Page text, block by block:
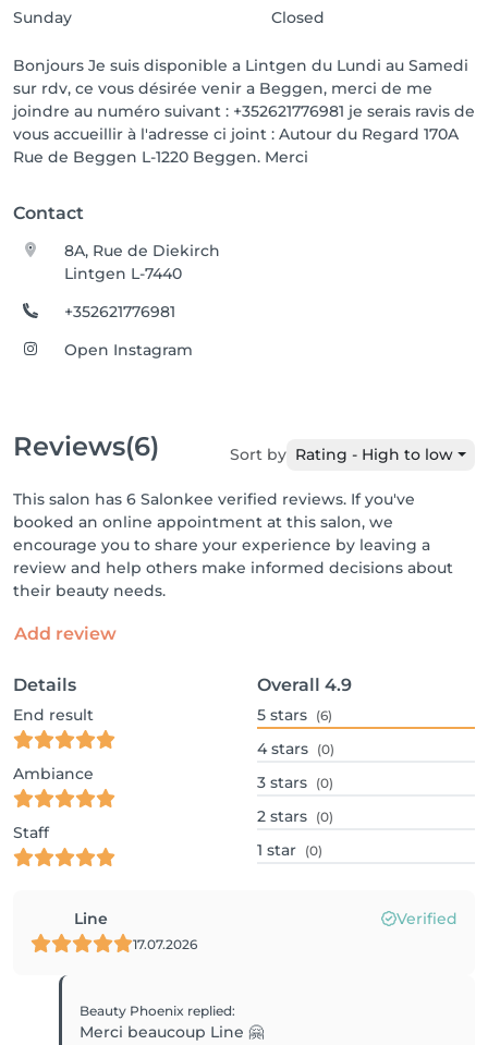
Sunday
Closed
Bonjours Je suis disponible a Lintgen du Lundi au Samedi
sur rdv, ce vous désirée venir a Beggen, merci de me
joindre au numéro suivant : +352621776981 je serais ravis de
vous accueillir à l'adresse ci joint : Autour du Regard 170A
Rue de Beggen L-1220 Beggen. Merci
Contact
8A, Rue de Diekirch
Lintgen L-7440
+352621776981
Open Instagram
Reviews(6) Sort by Rating - High to low
This salon has 6 Salonkee verified reviews. If you've
booked an online appointment at this salon, we
encourage you to share your experience by leaving a
review and help others make informed decisions about
their beauty needs.
Add review
Details
End result
Ambiance
Staff
Overall 4.9
5 stars (6)
4 stars (0)
3 stars (0)
2 stars (0)
1 star (0)
Line Verified
17.07.2026
Beauty Phoenix replied:
Merci beaucoup Line 🤗